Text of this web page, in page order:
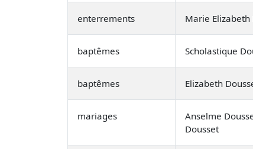
enterrements Marie
baptêmes Scholastique
baptêmes Elizabeth
mariages
Anselme
Dousset